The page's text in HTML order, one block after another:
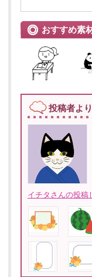
おすすめ素
投稿者より
イチタさんの投稿